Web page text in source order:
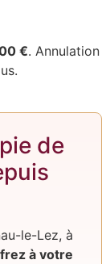
€. Annulation
de
le-Lez, à
à votre